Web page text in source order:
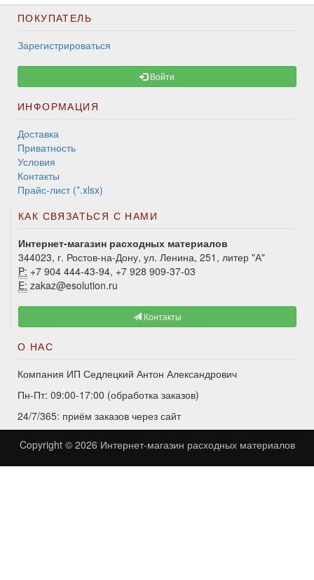
ПОКУПАТЕЛЬ
Зарегистрироваться
Войти
ИНФОРМАЦИЯ
Доставка
Приватность
Условия
Контакты
Прайс-лист (*.xlsx)
КАК СВЯЗАТЬСЯ С НАМИ
Интернет-магазин расходных материалов
344023, г. Ростов-на-Дону, ул. Ленина, 251, литер "А"
P: +7 904 444-43-94, +7 928 909-37-03
E: zakaz@esolution.ru
Контакты
О НАС
Компания ИП Седлецкий Антон Александрович
Пн-Пт: 09:00-17:00 (обработка заказов)
24/7/365: приём заказов через сайт
Copyright © 2026 Интернет-магазин расходных материалов